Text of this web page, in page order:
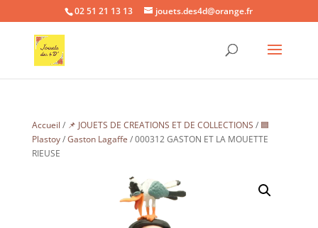
02 51 21 13 13 jouets.des4d@orange.fr
Accueil / 📌 JOUETS DE CREATIONS ET DE COLLECTIONS / 🟦
Plastoy/Gaston Lagaffe / 000312 GASTON ET LA MOUETTE
RIEUSE